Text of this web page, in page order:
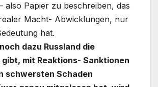
also Papier zu beschreiben, das
Macht- Abwicklungen, nur
hat.
dazu Russland die
mit Reaktions- Sanktionen
schwersten Schaden